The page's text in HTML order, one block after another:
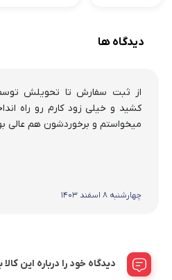
دیدگاه ها
از ثبت سفارش تا تحویلش
کشید و خیلی زود کارم رو راه
میخواستم و برخوردشون هم عالی
چهارشنبه 8 اسفند 1403
دیدگاه خود را درباره این